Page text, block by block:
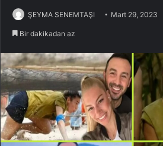
ŞEYMA SENEMTAŞI Mart 29, 2023
Bir dakikadan az